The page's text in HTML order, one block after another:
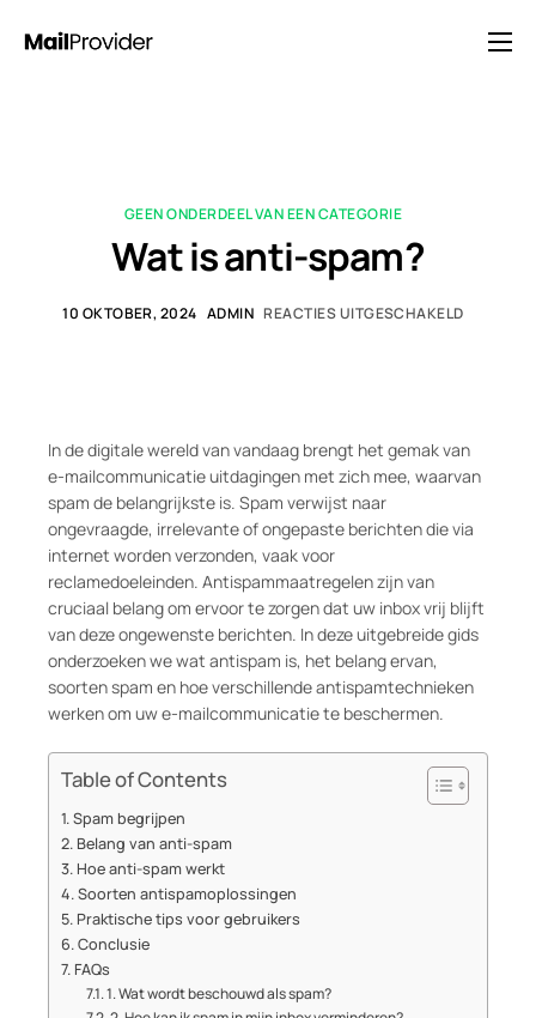
GEEN ONDERDEEL VAN EEN CATEGORIE
Wat is anti-spam?
10 OKTOBER, 2024 ADMIN REACTIES UITGESCHAKELD
In de digitale wereld van vandaag brengt het gemak van
e-mailcommunicatie uitdagingen met zich mee, waarvan
spam de belangrijkste is. Spam verwijst naar
ongevraagde, irrelevante of ongepaste berichten die via
internet worden verzonden, vaak voor
reclamedoeleinden. Antispammaatregelen zijn van
cruciaal belang om ervoor te zorgen dat uw inbox vrij blijft
van deze ongewenste berichten. In deze uitgebreide gids
onderzoeken we wat antispam is, het belang ervan,
soorten spam en hoe verschillende antispamtechnieken
werken om uw e-mailcommunicatie te beschermen.
Table of Contents
Spam begrijpen
Belang van anti-spam
Hoe anti-spam werkt
Soorten antispamoplossingen
Praktische tips voor gebruikers
Conclusie
FAQs
1. Wat wordt beschouwd als spam?